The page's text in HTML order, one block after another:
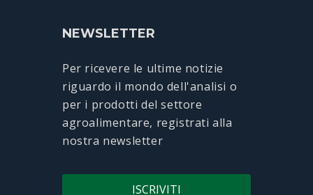
NEWSLETTER
Per ricevere le ultime notizie
riguardo il mondo dell'analisi o
per i prodotti del settore
agroalimentare, registrati alla
nostra newsletter
ISCRIVITI